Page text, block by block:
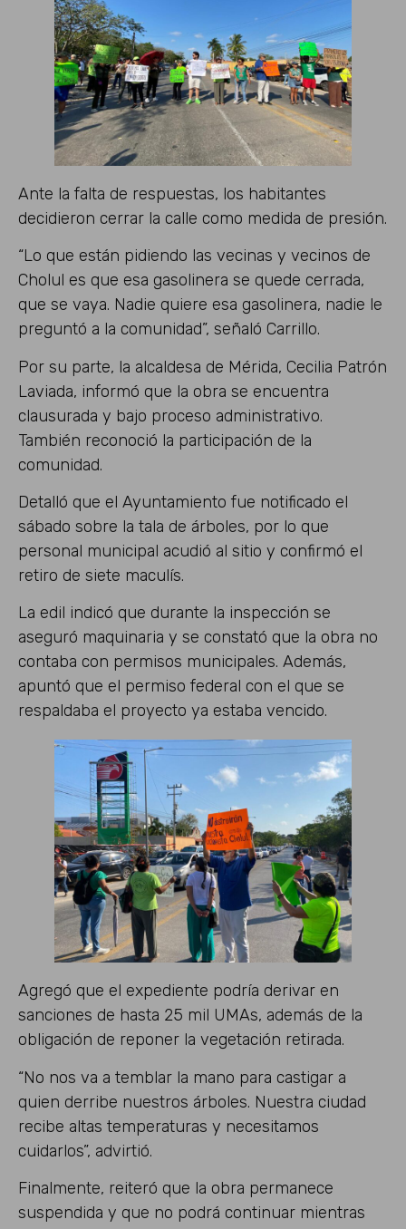
Ante la falta de respuestas, los habitantes
decidieron cerrar la calle como medida de presión.
“Lo que están pidiendo las vecinas y vecinos de
Cholul es que esa gasolinera se quede cerrada,
que se vaya. Nadie quiere esa gasolinera, nadie le
preguntó a la comunidad”, señaló Carrillo.
Por su parte, la alcaldesa de Mérida, Cecilia Patrón
Laviada, informó que la obra se encuentra
clausurada y bajo proceso administrativo.
También reconoció la participación de la
comunidad.
Detalló que el Ayuntamiento fue notificado el
sábado sobre la tala de árboles, por lo que
personal municipal acudió al sitio y confirmó el
retiro de siete maculís.
La edil indicó que durante la inspección se
aseguró maquinaria y se constató que la obra no
contaba con permisos municipales. Además,
apuntó que el permiso federal con el que se
respaldaba el proyecto ya estaba vencido.
Agregó que el expediente podría derivar en
sanciones de hasta 25 mil UMAs, además de la
obligación de reponer la vegetación retirada.
“No nos va a temblar la mano para castigar a
quien derribe nuestros árboles. Nuestra ciudad
recibe altas temperaturas y necesitamos
cuidarlos”, advirtió.
Finalmente, reiteró que la obra permanece
suspendida y que no podrá continuar mientras